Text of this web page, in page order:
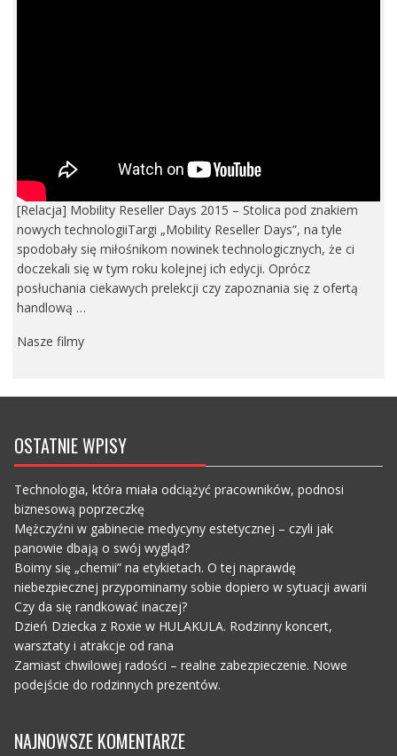
[Relacja] Mobility Reseller Days 2015 – Stolica pod znakiem
nowych technologiiTargi „Mobility Reseller Days”, na tyle
spodobały się miłośnikom nowinek technologicznych, że ci
doczekali się w tym roku kolejnej ich edycji. Oprócz
posłuchania ciekawych prelekcji czy zapoznania się z ofertą
handlową …
Nasze filmy
OSTATNIE WPISY
Technologia, która miała odciążyć pracowników, podnosi
biznesową poprzeczkę
Mężczyźni w gabinecie medycyny estetycznej – czyli jak
panowie dbają o swój wygląd?
Boimy się „chemii” na etykietach. O tej naprawdę
niebezpiecznej przypominamy sobie dopiero w sytuacji awarii
Czy da się randkować inaczej?
Dzień Dziecka z Roxie w HULAKULA. Rodzinny koncert,
warsztaty i atrakcje od rana
Zamiast chwilowej radości – realne zabezpieczenie. Nowe
podejście do rodzinnych prezentów.
NAJNOWSZE KOMENTARZE